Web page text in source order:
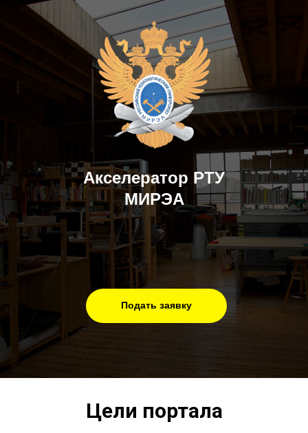
Акселератор РТУ
МИРЭА
Подать заявку
Цели портала